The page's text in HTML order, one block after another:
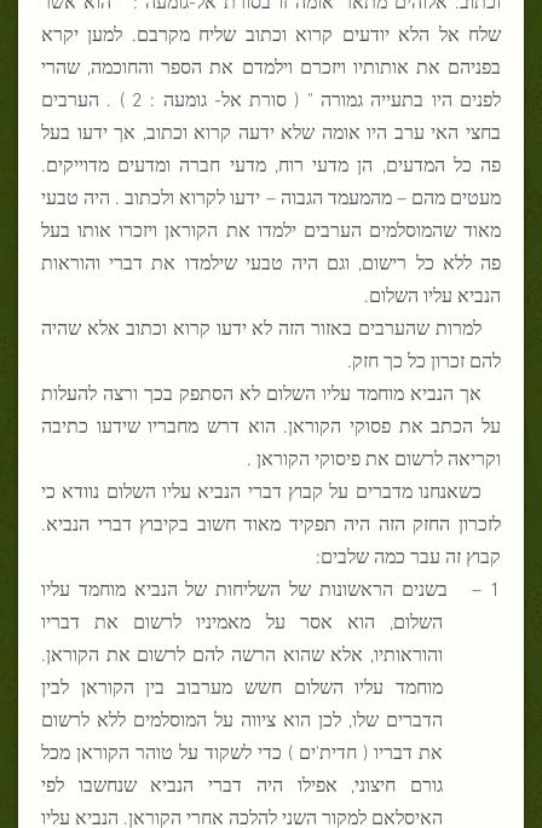
שלח אל הלא יודעים קרוא וכתוב שליח מקרבם. למען יקרא
בפניהם את אותותיו ויזכרם וילמדם את הספר והחוכמה, שהרי
לפנים היו בתעייה גמורה " ( סורת אל- גומעה : 2 ) . הערבים
בחצי האי ערב היו אומה שלא ידעה קרוא וכתוב, אך ידעו בעל
פה כל המדעים, הן מדעי רוח, מדעי חברה ומדעים מדוייקים.
מעטים מהם – מהמעמד הגבוה – ידעו לקרוא ולכתוב . היה טבעי
מאוד שהמוסלמים הערבים ילמדו את הקוראן ויזכרו אותו בעל
פה ללא כל רישום, וגם היה טבעי שילמדו את דברי והוראות
הנביא עליו השלום.
למרות שהערבים באזור הזה לא ידעו קרוא וכתוב אלא שהיה
להם זכרון כל כך חזק.
אך הנביא מוחמד עליו השלום לא הסתפק בכך ורצה להעלות
על הכתב את פסוקי הקוראן. הוא דרש מחבריו שידעו כתיבה
וקריאה לרשום את פיסוקי הקוראן .
כשאנחנו מדברים על קבוץ דברי הנביא עליו השלום נוודא כי
לזכרון החזק הזה היה תפקיד מאוד חשוב בקיבוץ דברי הנביא.
קבוץ זה עבר כמה שלבים:
1 –
בשנים הראשונות של השליחות של הנביא מוחמד עליו
השלום, הוא אסר על מאמיניו לרשום את דבריו
והוראותיו, אלא שהוא הרשה להם לרשום את הקוראן.
מוחמד עליו השלום חשש מערבוב בין הקוראן לבין
הדברים שלו, לכן הוא ציווה על המוסלמים ללא לרשום
את דבריו ( חדית'ים ) כדי לשקוד על טוהר הקוראן מכל
גורם חיצוני, אפילו היה דברי הנביא שנחשבו לפי
האיסלאם למקור השני להלכה אחרי הקוראן. הנביא עליו